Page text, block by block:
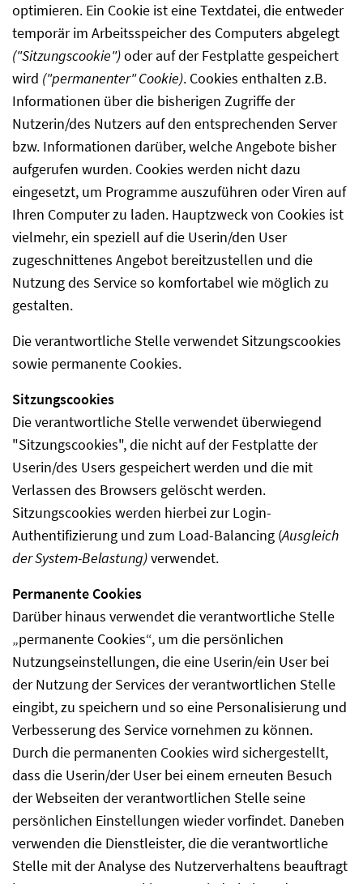
optimieren. Ein Cookie ist eine Textdatei, die entweder
temporär im Arbeitsspeicher des Computers abgelegt
("Sitzungscookie")oder auf der Festplatte gespeichert
wird ("permanenter" Cookie). Cookies enthalten z.B.
Informationen über die bisherigen Zugriffe der
Nutzerin/des Nutzers auf den entsprechenden Server
bzw. Informationen darüber, welche Angebote bisher
aufgerufen wurden. Cookies werden nicht dazu
eingesetzt, um Programme auszuführen oder Viren auf
Ihren Computer zu laden. Hauptzweck von Cookies ist
vielmehr, ein speziell auf die Userin/den User
zugeschnittenes Angebot bereitzustellen und die
Nutzung des Service so komfortabel wie möglich zu
gestalten.
Die verantwortliche Stelle verwendet Sitzungscookies
sowie permanente Cookies.
Sitzungscookies
Die verantwortliche Stelle verwendet überwiegend
"Sitzungscookies", die nicht auf der Festplatte der
Userin/des Users gespeichert werden und die mit
Verlassen des Browsers gelöscht werden.
Sitzungscookies werden hierbei zur Login-
Authentifizierung und zum Load-Balancing (Ausgleich
der System-Belastung)verwendet.
Permanente Cookies
Darüber hinaus verwendet die verantwortliche Stelle
„permanente Cookies“, um die persönlichen
Nutzungseinstellungen, die eine Userin/ein User bei
der Nutzung der Services der verantwortlichen Stelle
eingibt, zu speichern und so eine Personalisierung und
Verbesserung des Service vornehmen zu können.
Durch die permanenten Cookies wird sichergestellt,
dass die Userin/der User bei einem erneuten Besuch
der Webseiten der verantwortlichen Stelle seine
persönlichen Einstellungen wieder vorfindet. Daneben
verwenden die Dienstleister, die die verantwortliche
Stelle mit der Analyse des Nutzerverhaltens beauftragt